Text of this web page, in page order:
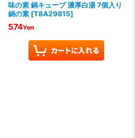
味の素 鍋キューブ 濃厚白湯 7個入り
鍋の素 [T8A29815]
574Yen